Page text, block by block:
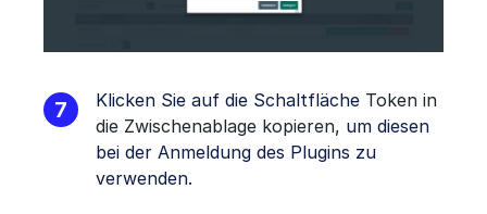
Klicken Sie auf die Schaltfläche Token in
die Zwischenablage kopieren, um diesen
bei der Anmeldung des Plugins zu
verwenden.